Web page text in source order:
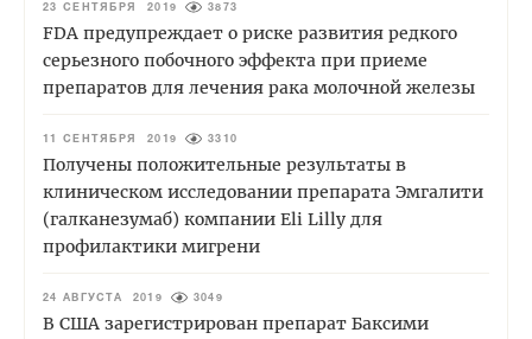
23 СЕНТЯБРЯ 2019 3873
FDA предупреждает о риске развития редкого
серьезного побочного эффекта при приеме
препаратов для лечения рака молочной железы
11 СЕНТЯБРЯ 2019 3310
Получены положительные результаты в
клиническом исследовании препарата Эмгалити
(галканезумаб) компании Eli Lilly для
профилактики мигрени
24 АВГУСТА 2019 3049
В США зарегистрирован препарат Баксими